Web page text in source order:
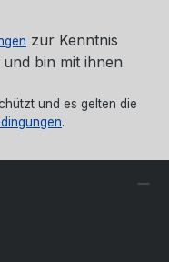
zur Kenntnis
und bin mit ihnen
und es gelten die
.